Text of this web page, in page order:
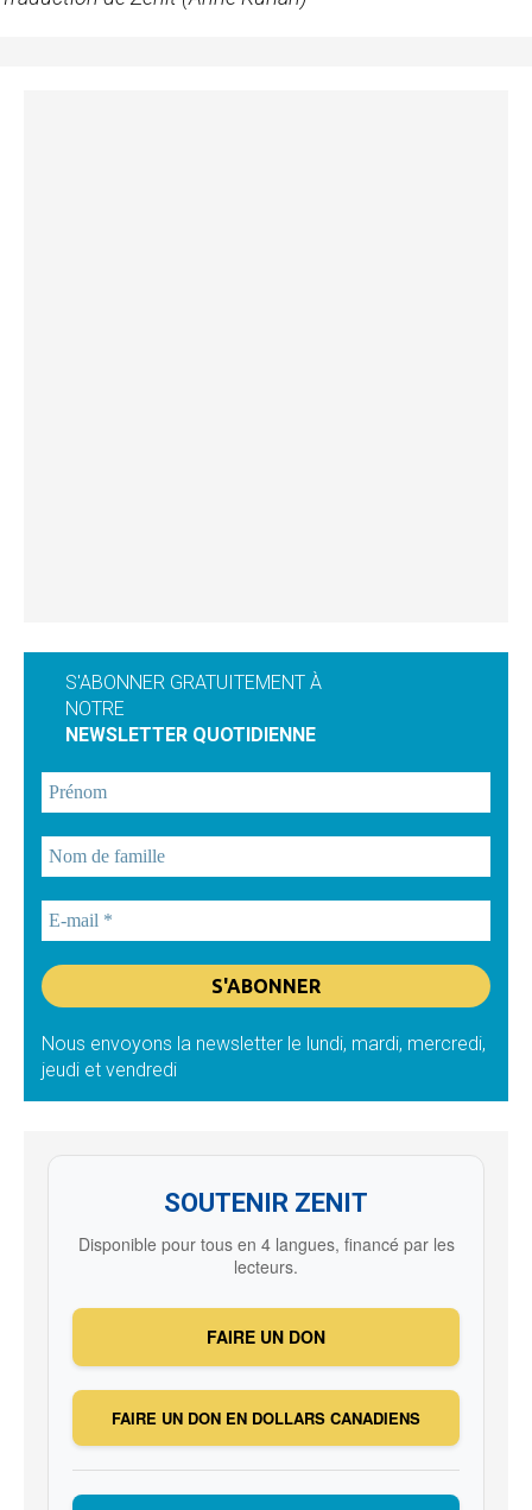
S'ABONNER GRATUITEMENT À
NOTRE
NEWSLETTER QUOTIDIENNE
Nous envoyons la newsletter le lundi, mardi, mercredi,
jeudi et vendredi
SOUTENIR ZENIT
Disponible pour tous en 4 langues, financé par les
lecteurs.
FAIRE UN DON
FAIRE UN DON EN DOLLARS CANADIENS